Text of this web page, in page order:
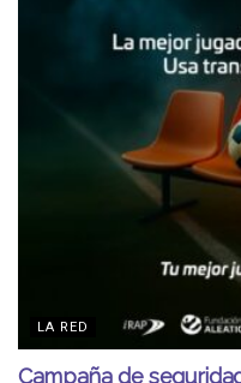
LA RED
Campaña de